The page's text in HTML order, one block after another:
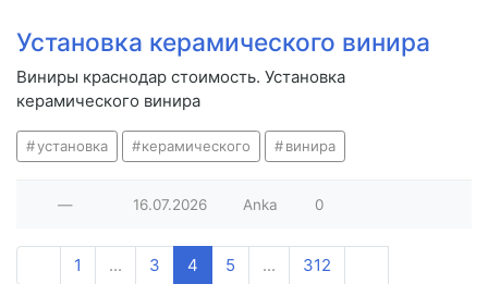
Установка керамического винира
Виниры краснодар стоимость. Установка
керамического винира
установка керамического винира
— 16.07.2026 Anka 0
1 ... 3 4 5 ... 312